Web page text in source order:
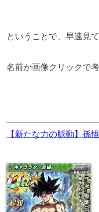
ということで、早速見
名前か画像クリックで
【新たな力の脈動】孫